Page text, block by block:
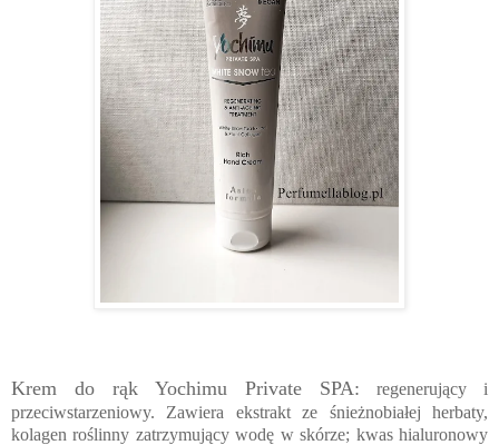
Krem do rąk Yochimu Private SPA: regenerujący i
przeciwstarzeniowy. Zawiera ekstrakt ze śnieżnobiałej herbaty,
kolagen roślinny zatrzymujący wodę w skórze; kwas hialuronowy